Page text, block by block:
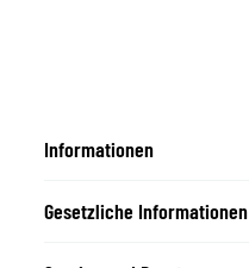
Informationen
Gesetzliche Informationen